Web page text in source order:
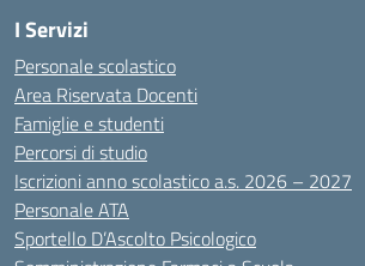
I Servizi
Personale scolastico
Area Riservata Docenti
Famiglie e studenti
Percorsi di studio
Iscrizioni anno scolastico a.s. 2026 – 2027
Personale ATA
Sportello D’Ascolto Psicologico